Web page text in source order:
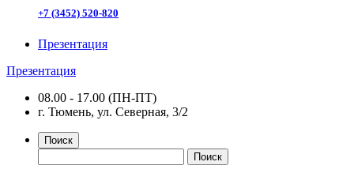
+7 (3452) 520-820
Презентация
Презентация
08.00 - 17.00 (ПН-ПТ)
г. Тюмень, ул. Северная, 3/2
Поиск